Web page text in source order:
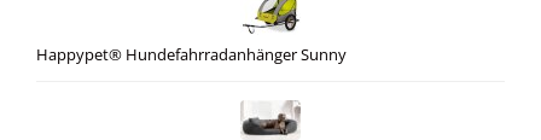
Happypet® Hundefahrradanhänger Sunny